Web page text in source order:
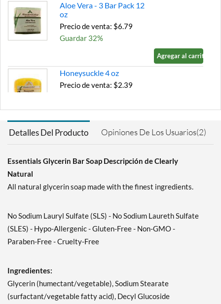
Aloe Vera - 3 Bar Pack 12
oz
Precio de venta: $6.79
Guardar 32%
Agregar al carrito »
Honeysuckle 4 oz
Precio de venta: $2.39
Lemon 4 oz
Guardar 16%
Tea Tree 4 oz
Guardar 31%
Agregar al carrito »
Detalles Del Producto Opiniones De Los Usuarios(2)
Essentials Glycerin Bar Soap Descripción de Clearly
Natural
All natural glycerin soap made with the finest ingredients.
No Sodium Lauryl Sulfate (SLS) - No Sodium Laureth Sulfate
(SLES) - Hypo-Allergenic - Gluten-Free - Non-GMO -
Paraben-Free - Cruelty-Free
Ingredientes:
Glycerin (humectant/vegetable), Sodium Stearate
(surfactant/vegetable fatty acid), Decyl Glucoside